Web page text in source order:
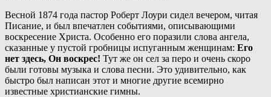
Весной 1874 года пастор Роберт Лоури сидел вечером, читая
Писание, и был впечатлен событиями, описывающими
воскресение Христа. Особенно его поразили слова ангела,
сказанные у пустой гробницы испуганным женщинам: Его
нет здесь, Он воскрес! Тут же он сел за перо и очень скоро
были готовы музыка и слова песни. Это удивительно, как
быстро был написан этот и многие другие всемирно
известные христианские гимны.